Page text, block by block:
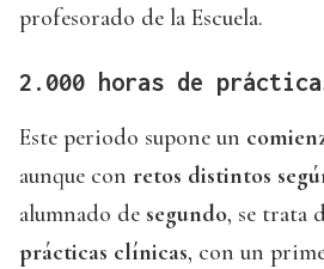
profesorado de la Escuela.
2.000 horas de
Este periodo supone un
aunque con retos distintos
alumnado de segundo, se trata
prácticas clínicas, con un